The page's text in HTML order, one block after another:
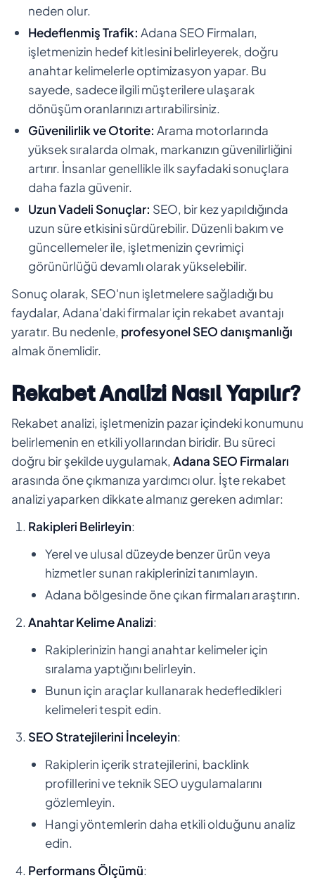
neden olur.
Hedeflenmiş Trafik: Adana SEO Firmaları,
işletmenizin hedef kitlesini belirleyerek, doğru
anahtar kelimelerle optimizasyon yapar. Bu
sayede, sadece ilgili müşterilere ulaşarak
dönüşüm oranlarınızı artırabilirsiniz.
Güvenilirlik ve Otorite: Arama motorlarında
yüksek sıralarda olmak, markanızın güvenilirliğini
artırır. İnsanlar genellikle ilk sayfadaki sonuçlara
daha fazla güvenir.
Uzun Vadeli Sonuçlar: SEO, bir kez yapıldığında
uzun süre etkisini sürdürebilir. Düzenli bakım ve
güncellemeler ile, işletmenizin çevrimiçi
görünürlüğü devamlı olarak yükselebilir.
Sonuç olarak, SEO'nun işletmelere sağladığı bu
faydalar, Adana'daki firmalar için rekabet avantajı
yaratır. Bu nedenle, profesyonel SEO danışmanlığı
almak önemlidir.
Rekabet Analizi Nasıl Yapılır?
Rekabet analizi, işletmenizin pazar içindeki konumunu
belirlemenin en etkili yollarından biridir. Bu süreci
doğru bir şekilde uygulamak, Adana SEO Firmaları
arasında öne çıkmanıza yardımcı olur. İşte rekabet
analizi yaparken dikkate almanız gereken adımlar:
Rakipleri Belirleyin:
Yerel ve ulusal düzeyde benzer ürün veya
hizmetler sunan rakiplerinizi tanımlayın.
Adana bölgesinde öne çıkan firmaları araştırın.
Anahtar Kelime Analizi:
Rakiplerinizin hangi anahtar kelimeler için
sıralama yaptığını belirleyin.
Bunun için araçlar kullanarak hedefledikleri
kelimeleri tespit edin.
SEO Stratejilerini İnceleyin:
Rakiplerin içerik stratejilerini, backlink
profillerini ve teknik SEO uygulamalarını
gözlemleyin.
Hangi yöntemlerin daha etkili olduğunu analiz
edin.
Performans Ölçümü: